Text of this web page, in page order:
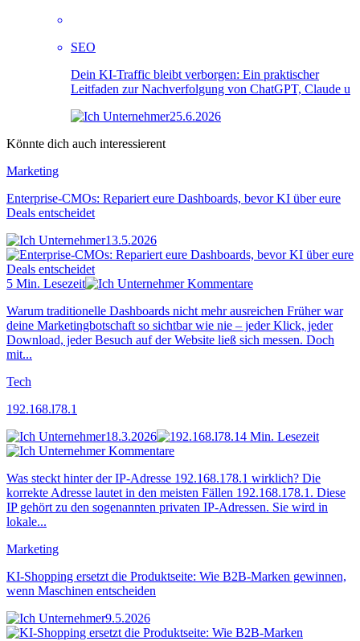
SEO
Dein KI-Traffic bleibt verborgen: Ein praktischer
Leitfaden zur Nachverfolgung von ChatGPT, Claude u
25.6.2026
Könnte dich auch interessierent
Marketing
Enterprise-CMOs: Repariert eure Dashboards, bevor KI über eure
Deals entscheidet
13.5.2026
5 Min. Lesezeit
Kommentare
Warum traditionelle Dashboards nicht mehr ausreichen Früher war
deine Marketingbotschaft so sichtbar wie nie – jeder Klick, jeder
Download, jeder Besuch auf der Website ließ sich messen. Doch
mit...
Tech
192.168.l78.1
18.3.2026
4 Min. Lesezeit
Kommentare
Was steckt hinter der IP-Adresse 192.168.178.1 wirklich? Die
korrekte Adresse lautet in den meisten Fällen 192.168.178.1. Diese
IP gehört zu den sogenannten privaten IP-Adressen. Sie wird in
lokale...
Marketing
KI-Shopping ersetzt die Produktseite: Wie B2B-Marken gewinnen,
wenn Maschinen entscheiden
9.5.2026